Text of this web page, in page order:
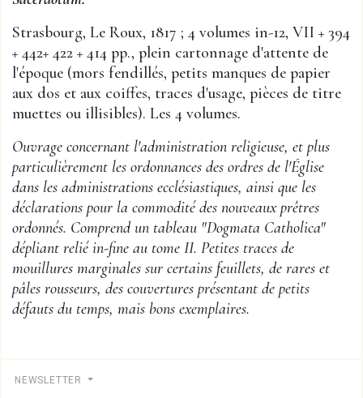
Strasbourg, Le Roux, 1817 ; 4 volumes in-12, VII + 394
+ 442+ 422 + 414 pp., plein cartonnage d'attente de
l'époque (mors fendillés, petits manques de papier
aux dos et aux coiffes, traces d'usage, pièces de titre
muettes ou illisibles). Les 4 volumes.
Ouvrage concernant l'administration religieuse, et plus
particulièrement les ordonnances des ordres de l'Église
dans les administrations ecclésiastiques, ainsi que les
déclarations pour la commodité des nouveaux prêtres
ordonnés. Comprend un tableau "Dogmata Catholica"
dépliant relié in-fine au tome II. Petites traces de
mouillures marginales sur certains feuillets, de rares et
pâles rousseurs, des couvertures présentant de petits
défauts du temps, mais bons exemplaires.
NEWSLETTER